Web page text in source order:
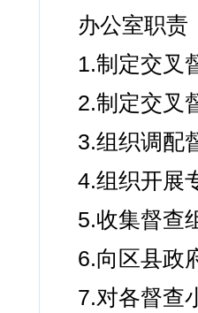
办公室职责
1.制定交叉
2.制定交叉
3.组织调配
4.组织开展
5.收集督查
6.向区县政
7.对各督查